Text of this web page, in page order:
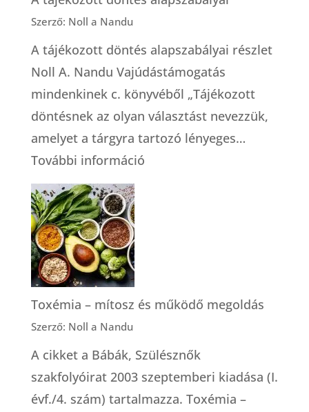
Szerző: Noll a Nandu
A tájékozott döntés alapszabályai részlet
Noll A. Nandu Vajúdástámogatás
mindenkinek c. könyvéből „Tájékozott
döntésnek az olyan választást nevezzük,
amelyet a tárgyra tartozó lényeges…
További információ:
Toxémia – mítosz és működő megoldás
Szerző: Noll a Nandu
A cikket a Bábák, Szülésznők
szakfolyóirat 2003 szeptemberi kiadása (I.
évf./4. szám) tartalmazza. Toxémia –